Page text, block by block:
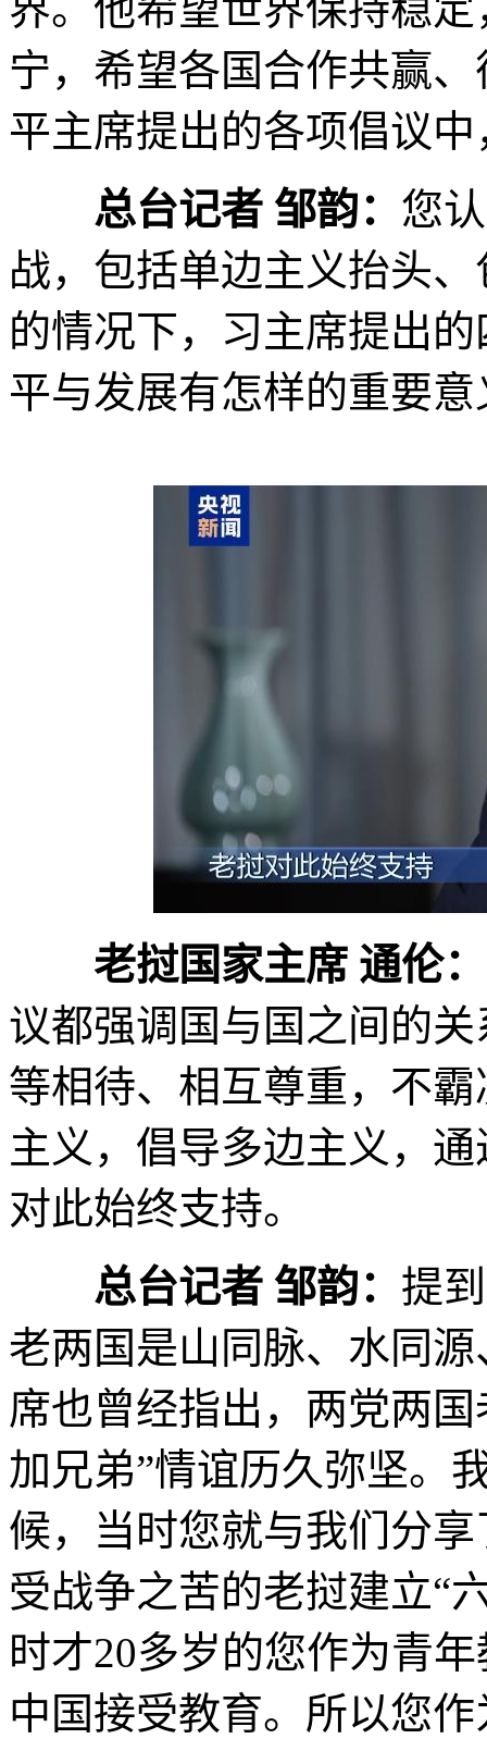
界。他希望世界保持稳
宁，希望各国合作共赢
平主席提出的各项倡议
总台记者 邹韵： 您
战，包括单边主义抬头
的情况下，习主席提出
平与发展有怎样的重要意
老挝国家主席 通伦：
议都强调国与国之间的
等相待、相互尊重，不
主义，倡导多边主义，
对此始终支持。
总台记者 邹韵： 提
老两国是山同脉、水同
席也曾经指出，两党两
加兄弟”情谊历久弥坚。
候，当时您就与我们分
受战争之苦的老挝建立“
时才20多岁的您作为青
中国接受教育。所以您